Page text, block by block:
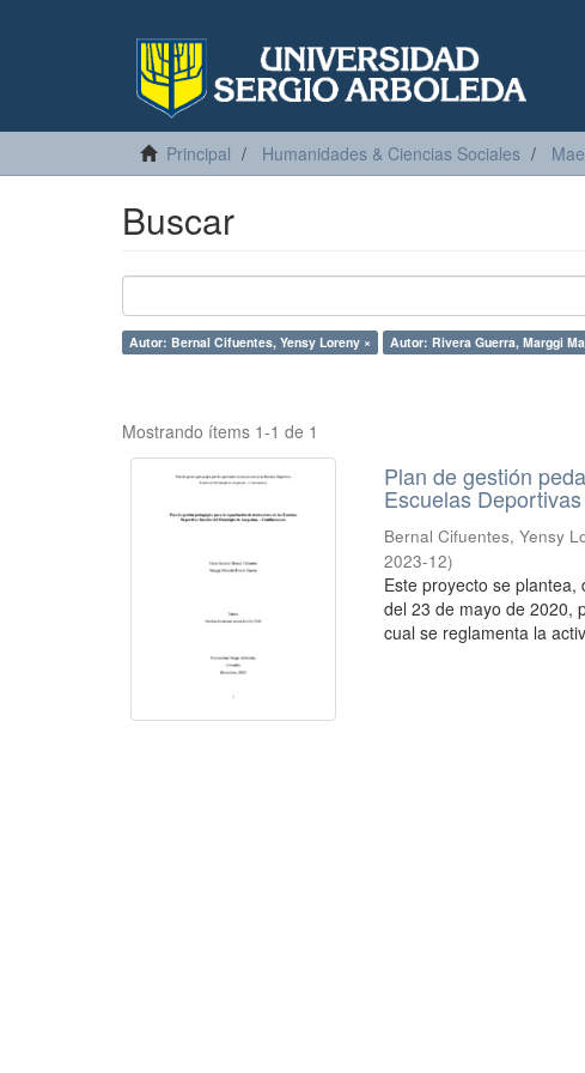
Principal Humanidades & Ciencias Sociales
Buscar
Autor: Bernal Cifuentes, Yensy Loreny × Autor: Rivera Guerra, Marggi
Mostrando ítems 1-1 de 1
Plan de gestión
Escuelas
Bernal Cifuentes, Yensy
2023-12)
Este proyecto se
del 23 de mayo de 2020,
cual se reglamenta la